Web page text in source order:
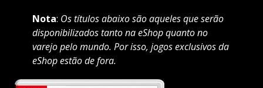
Nota: Os títulos abaixo são aqueles que serão
disponibilizados tanto na eShop quanto no
varejo pelo mundo. Por isso, jogos exclusivos da
eShop estão de fora.